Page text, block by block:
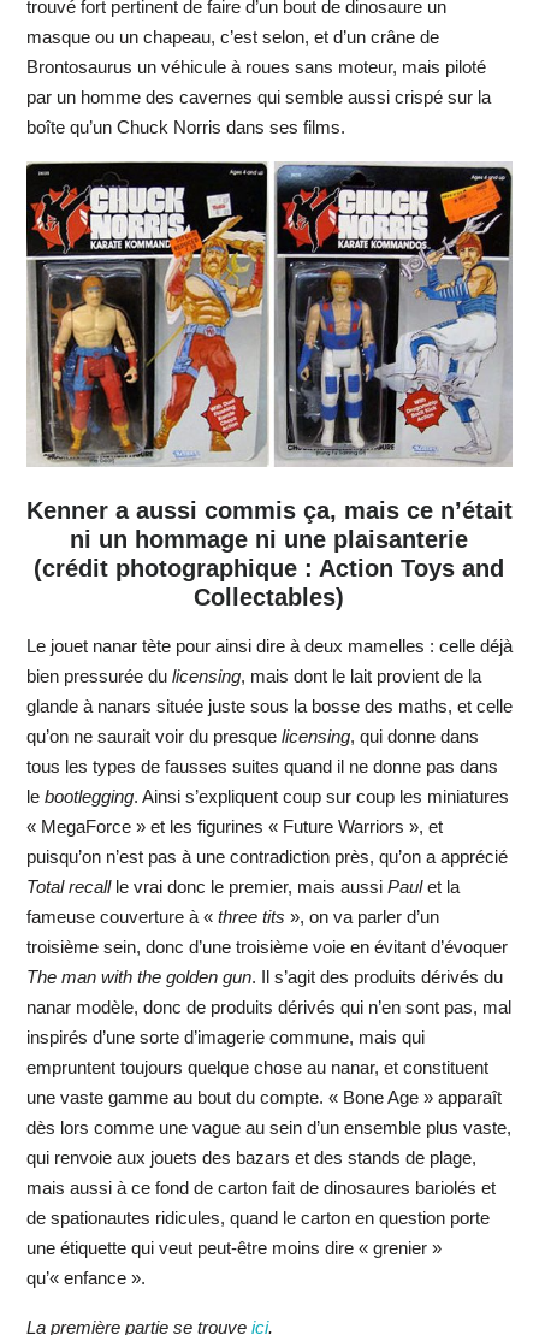
trouvé fort pertinent de faire d’un bout de dinosaure un
masque ou un chapeau, c’est selon, et d’un crâne de
Brontosaurus un véhicule à roues sans moteur, mais piloté
par un homme des cavernes qui semble aussi crispé sur la
boîte qu’un Chuck Norris dans ses films.
Kenner a aussi commis ça, mais ce n’était
ni un hommage ni une plaisanterie
(crédit photographique : Action Toys and
Collectables)
Le jouet nanar tète pour ainsi dire à deux mamelles : celle déjà
bien pressurée du licensing, mais dont le lait provient de la
glande à nanars située juste sous la bosse des maths, et celle
qu’on ne saurait voir du presque licensing, qui donne dans
tous les types de fausses suites quand il ne donne pas dans
le bootlegging. Ainsi s’expliquent coup sur coup les miniatures
« MegaForce » et les figurines « Future Warriors », et
puisqu’on n’est pas à une contradiction près, qu’on a apprécié
Total recallle vrai donc le premier, mais aussi Paulet la
fameuse couverture à « three tits », on va parler d’un
troisième sein, donc d’une troisième voie en évitant d’évoquer
The man with the golden gun. Il s’agit des produits dérivés du
nanar modèle, donc de produits dérivés qui n’en sont pas, mal
inspirés d’une sorte d’imagerie commune, mais qui
empruntent toujours quelque chose au nanar, et constituent
une vaste gamme au bout du compte. « Bone Age » apparaît
dès lors comme une vague au sein d’un ensemble plus vaste,
qui renvoie aux jouets des bazars et des stands de plage,
mais aussi à ce fond de carton fait de dinosaures bariolés et
de spationautes ridicules, quand le carton en question porte
une étiquette qui veut peut-être moins dire « grenier »
qu’« enfance ».
La première partie se trouve ici.